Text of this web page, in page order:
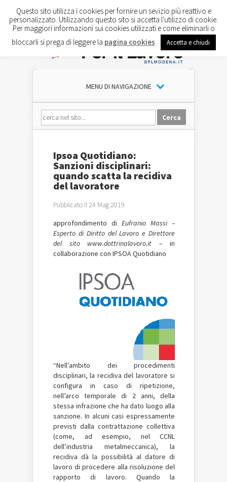
MENU DI NAVIGAZIONE
Ipsoa Quotidiano:
Sanzioni disciplinari:
quando scatta la recidiva
del lavoratore
Pubblicato il 24 Mag 2019
approfondimento di Eufranio Massi –
Esperto di Diritto del Lavoro e Direttore
del sito www.dottrinalavoro.it – in
collaborazione con IPSOA Quotidiano
“Nell’ambito dei procedimenti
disciplinari, la recidiva del lavoratore si
configura in caso di ripetizione,
nell’arco temporale di 2 anni, della
stessa infrazione che ha dato luogo alla
sanzione. In alcuni casi espressamente
previsti dalla contrattazione collettiva
(come, ad esempio, nel CCNL
dell’industria metalmeccanica), la
recidiva dà la possibilità al datore di
lavoro di procedere alla risoluzione del
rapporto di lavoro. Quando la
Questo sito utilizza i cookies per fornire un sevizio più reattivo e
personalizzato. Utilizzando questo sito si accetta l'utilizzo di cookie.
Per maggiori informazioni sui cookies utilizzati e come eliminarli o
bloccarli si prega di leggere la pagina cookies Accetta e chiudi